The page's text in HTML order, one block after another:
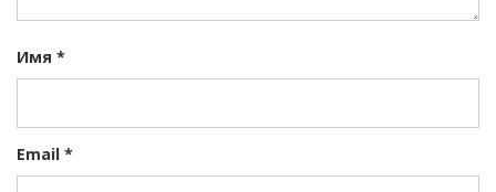
Имя *
Email *